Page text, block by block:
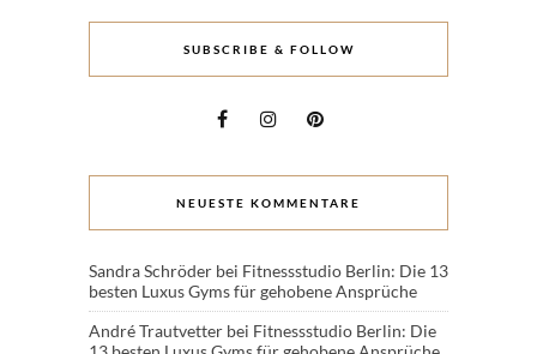
SUBSCRIBE & FOLLOW
NEUESTE KOMMENTARE
Sandra Schröder bei Fitnessstudio Berlin: Die 13
besten Luxus Gyms für gehobene Ansprüche
André Trautvetter bei Fitnessstudio Berlin: Die